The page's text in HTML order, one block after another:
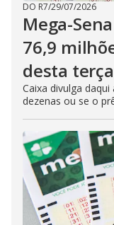
DO R7/29/07/2026
Mega-
76,9
desta
Caixa divulga
dezenas ou se o